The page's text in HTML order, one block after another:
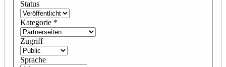
Status
Kategorie *
Zugriff
Sprache